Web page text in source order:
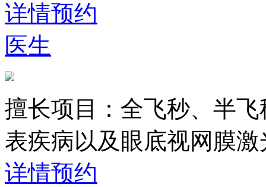
详情预约
医生
擅长项目： 全飞秒、半
表疾病以及眼底视网膜激
详情预约